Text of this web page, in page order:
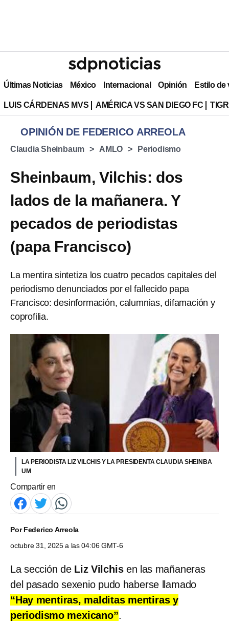
Últimas Noticias México Internacional Opinión Estilo de
LUIS CÁRDENAS MVS AMÉRICA VS SAN DIEGO FC
OPINIÓN DE FEDERICO ARREOLA
Claudia Sheinbaum AMLO Periodismo
Sheinbaum, Vilchis: dos
lados de la mañanera. Y
pecados de periodistas
(papa Francisco)
La mentira sintetiza los cuatro pecados capitales del
periodismo denunciados por el fallecido papa
Francisco: desinformación, calumnias, difamación y
coprofilia.
LA PERIODISTA LIZ VILCHIS Y LA PRESIDENTA CLAUDIA SHEINBA
UM
Compartir en
PorFederico Arreola
octubre 31, 2025 a las 04:06 GMT-6
La sección de Liz Vilchisen las mañaneras
del pasado sexenio pudo haberse llamado
“Hay mentiras, malditas mentiras y
periodismo mexicano”.